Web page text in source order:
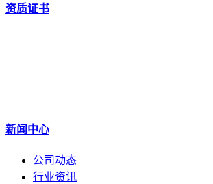
资质证书
新闻中心
公司动态
行业资讯